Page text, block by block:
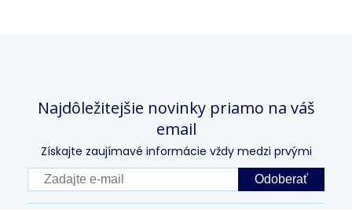
Najdôležitejšie novinky priamo na váš
email
Získajte zaujímavé informácie vždy medzi prvými
Odoberať